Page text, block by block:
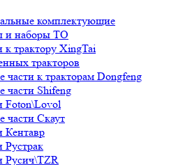
комплектующие
и наборы ТО
к трактору XingTai
тракторов
части к тракторам Dongfeng
части Shifeng
Foton\Lovol
части Скаут
Кентавр
Рустрак
Русич\TZR